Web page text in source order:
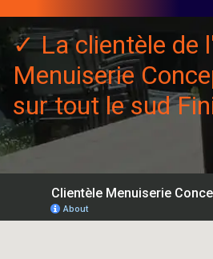
✓ La clientèle de
Menuiserie
sur tout le sud